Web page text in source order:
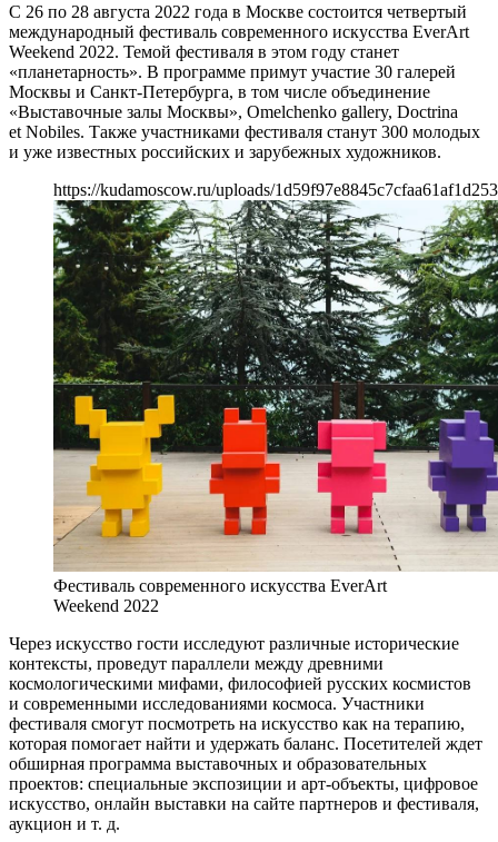
С 26 по 28 августа 2022 года в Москве состоится четвертый
международный фестиваль современного искусства EverArt
Weekend 2022. Темой фестиваля в этом году станет
«планетарность». В программе примут участие 30 галерей
Москвы и Санкт-Петербурга, в том числе объединение
«Выставочные залы Москвы», Omelchenko gallery, Doctrina
et Nobiles. Также участниками фестиваля станут 300 молодых
и уже известных российских и зарубежных художников.
https://kudamoscow.ru/uploads/
Фестиваль современного искусства EverArt
Weekend 2022
Через искусство гости исследуют различные исторические
контексты, проведут параллели между древними
космологическими мифами, философией русских космистов
и современными исследованиями космоса. Участники
фестиваля смогут посмотреть на искусство как на терапию,
которая помогает найти и удержать баланс. Посетителей ждет
обширная программа выставочных и образовательных
проектов: специальные экспозиции и арт-объекты, цифровое
искусство, онлайн выставки на сайте партнеров и фестиваля,
аукцион и т. д.